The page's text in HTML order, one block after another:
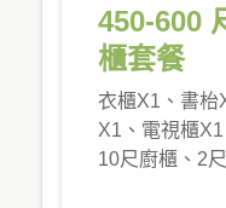
450-600
櫃套餐
衣櫃X1、書枱
X1、電視櫃
10尺廚櫃、2